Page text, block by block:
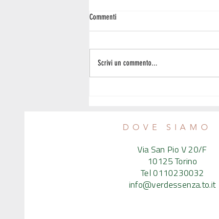
Commenti
Scrivi un commento...
DOVE SIAMO
Via San Pio V 20/F
10125 Torino
Tel 0110230032
info@verdessenza.to.it